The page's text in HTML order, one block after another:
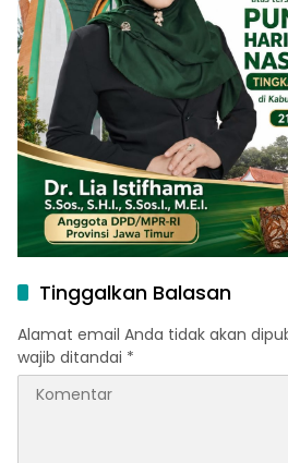
Tinggalkan Balasan
Alamat email Anda tidak akan
wajib ditandai *